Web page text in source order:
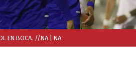
EN BOCA. //NA | NA